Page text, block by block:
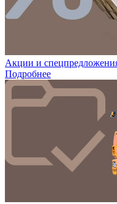
Акции и
Подробнее